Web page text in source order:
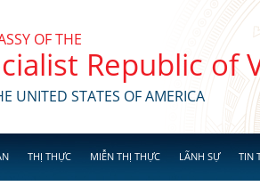
OF THE
Republic of
UNITED STATES OF AMERICA
THỊ THỰC MIỄN THỊ THỰC LÃNH SỰ TIN